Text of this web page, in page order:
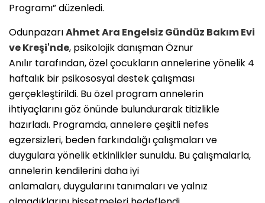
Programı” düzenledi.
OdunpazarıAhmet Ara Engelsiz Gündüz Bakım Evi
ve Kreşi'nde, psikolojik danışman Öznur
Anılır tarafından, özel çocukların annelerine yönelik 4
haftalık bir psikososyal destek çalışması
gerçekleştirildi. Bu özel program annelerin
ihtiyaçlarını göz önünde bulundurarak titizlikle
hazırladı. Programda, annelere çeşitli nefes
egzersizleri, beden farkındalığı çalışmaları ve
duygulara yönelik etkinlikler sunuldu. Bu çalışmalarla,
annelerin kendilerini daha iyi
anlamaları, duygularını tanımaları ve yalnız